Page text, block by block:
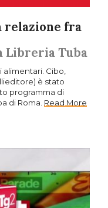
relazione fra
Libreria Tuba
alimentari. Cibo,
è stato
programma di
di Roma. Read More